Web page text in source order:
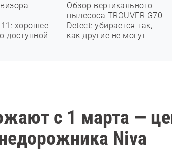
хорошее
доступной
Обзор вертикального
пылесоса TROUVER G70
Detect: убирается так,
как другие не могут
с 1 марта —
Niva